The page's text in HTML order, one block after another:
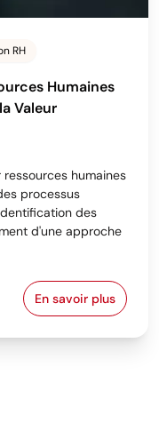
RH
Humaines
Valeur
humaines
processus
des
d'une approche
En savoir plus5 Étapes pour